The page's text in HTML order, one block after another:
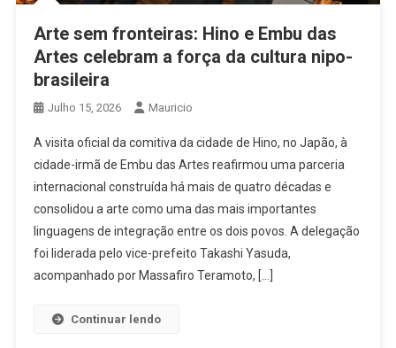
Arte sem fronteiras: Hino e Embu das
Artes celebram a força da cultura nipo-
brasileira
Julho 15, 2026 Mauricio
A visita oficial da comitiva da cidade de Hino, no Japão, à
cidade-irmã de Embu das Artes reafirmou uma parceria
internacional construída há mais de quatro décadas e
consolidou a arte como uma das mais importantes
linguagens de integração entre os dois povos. A delegação
foi liderada pelo vice-prefeito Takashi Yasuda,
acompanhado por Massafiro Teramoto, […]
Continuar lendo